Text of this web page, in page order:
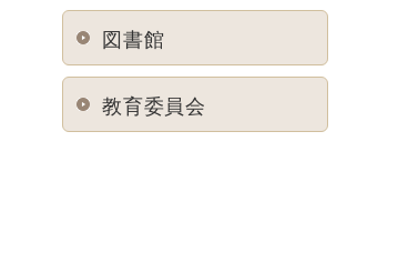
図書館
教育委員会